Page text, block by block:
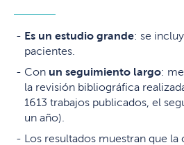
Es un estudio grande: se
pacientes.
Con un seguimiento largo:
la revisión bibliográfica
1613 trabajos publicados, el
un año).
Los resultados muestran que